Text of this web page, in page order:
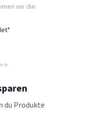
wir die
du Produkte